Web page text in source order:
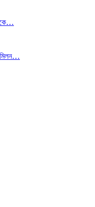
মিলন…